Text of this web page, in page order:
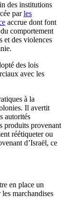
des institutions
parles
accrue dont font
comportement
et des violences
des lois
avec les
à la
Il avertit
autorités
produits provenant
réétiqueter ou
d’Israël, ce
en place un
marchandises